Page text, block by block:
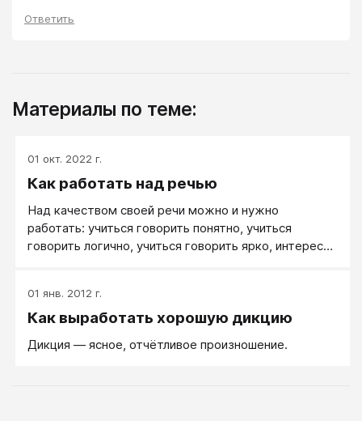
Ответить
Материалы по теме:
01 окт. 2022 г.
Как работать над речью
Над качеством своей речи можно и нужно
работать: учиться говорить понятно, учиться
говорить логично, учиться говорить ярко, интересно
01 янв. 2012 г.
Как выработать хорошую дикцию
Дикция — ясное, отчётливое произношение.